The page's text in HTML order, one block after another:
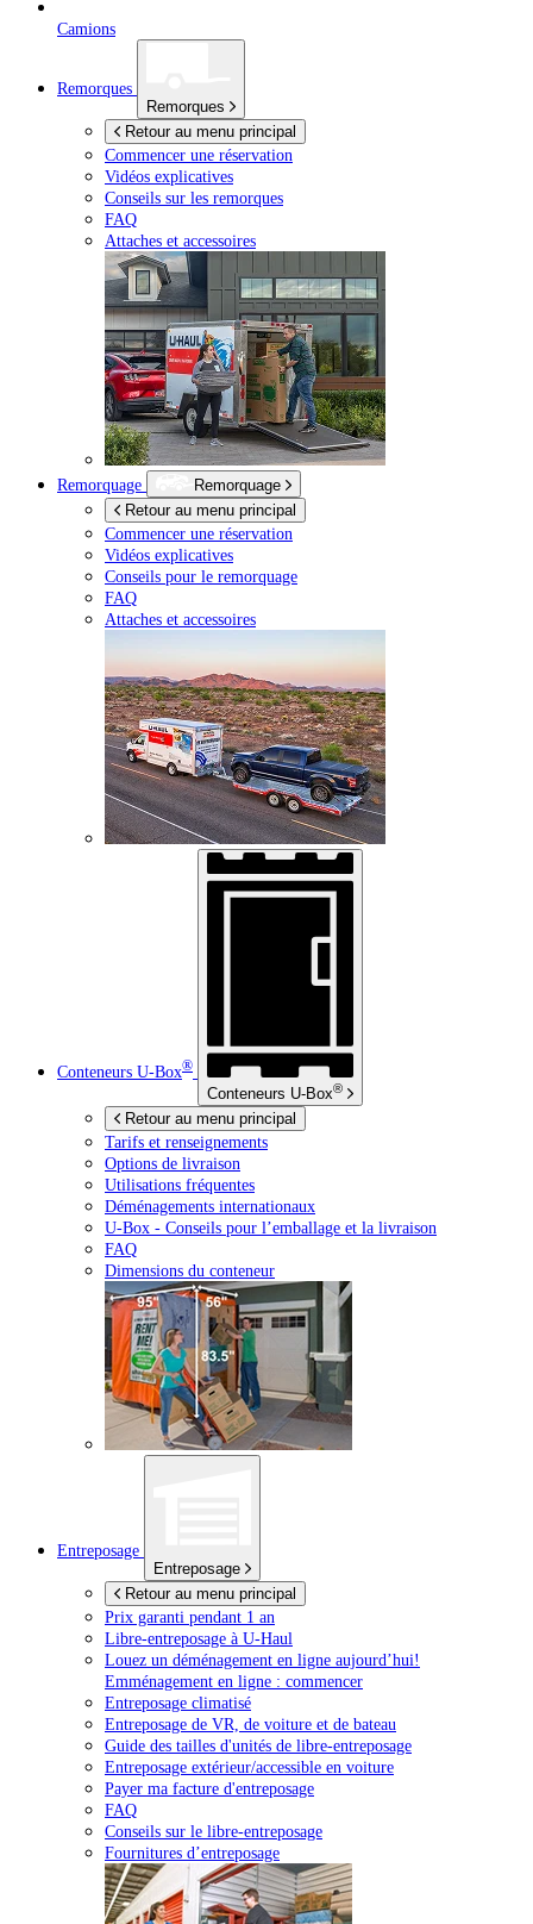
Camions
Remorques
Remorques
Retour au menu principal
Commencer une réservation
Vidéos explicatives
Conseils sur les remorques
FAQ
Attaches et accessoires
Remorquage
Remorquage
Retour au menu principal
Commencer une réservation
Vidéos explicatives
Conseils pour le remorquage
FAQ
Attaches et accessoires
Conteneurs U-Box®
Conteneurs U-Box®
Retour au menu principal
Tarifs et renseignements
Options de livraison
Utilisations fréquentes
Déménagements internationaux
U-Box - Conseils pour l’emballage et la livraison
FAQ
Dimensions du conteneur
Entreposage
Entreposage
Retour au menu principal
Prix garanti pendant 1 an
Libre-entreposage à U-Haul
Louez un déménagement en ligne aujourd’hui!
Emménagement en ligne : commencer
Entreposage climatisé
Entreposage de VR, de voiture et de bateau
Guide des tailles d'unités de libre-entreposage
Entreposage extérieur/accessible en voiture
Payer ma facture d'entreposage
FAQ
Conseils sur le libre-entreposage
Fournitures d’entreposage